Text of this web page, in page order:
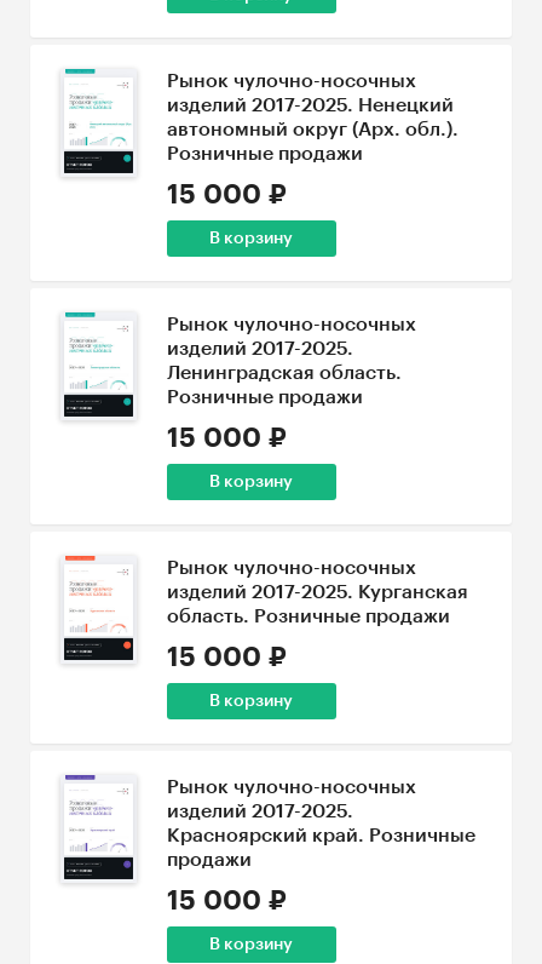
Рынок чулочно-носочных
изделий 2017-2025. Ненецкий
автономный округ (Арх. обл.).
Розничные продажи
15 000 ₽
В корзину
Рынок чулочно-носочных
изделий 2017-2025.
Ленинградская область.
Розничные продажи
15 000 ₽
В корзину
Рынок чулочно-носочных
изделий 2017-2025. Курганская
область. Розничные продажи
15 000 ₽
В корзину
Рынок чулочно-носочных
изделий 2017-2025.
Красноярский край. Розничные
продажи
15 000 ₽
В корзину